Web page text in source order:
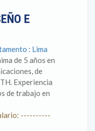
E
: Lima
de 5 años en
de
Experiencia
de trabajo en
----------